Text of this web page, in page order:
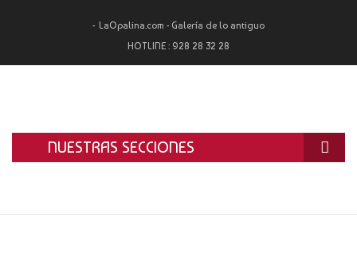
LaOpalina.com - Galería de lo antiguo
HOTLINE : 928 28 32 28
NUESTRAS SECCIONES
LA OPALINA